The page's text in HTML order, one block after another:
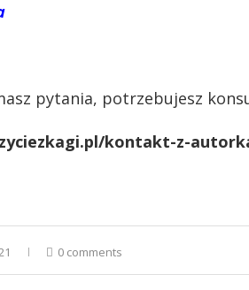
pytania, potrzebujesz
kontakt-z-
0 comments